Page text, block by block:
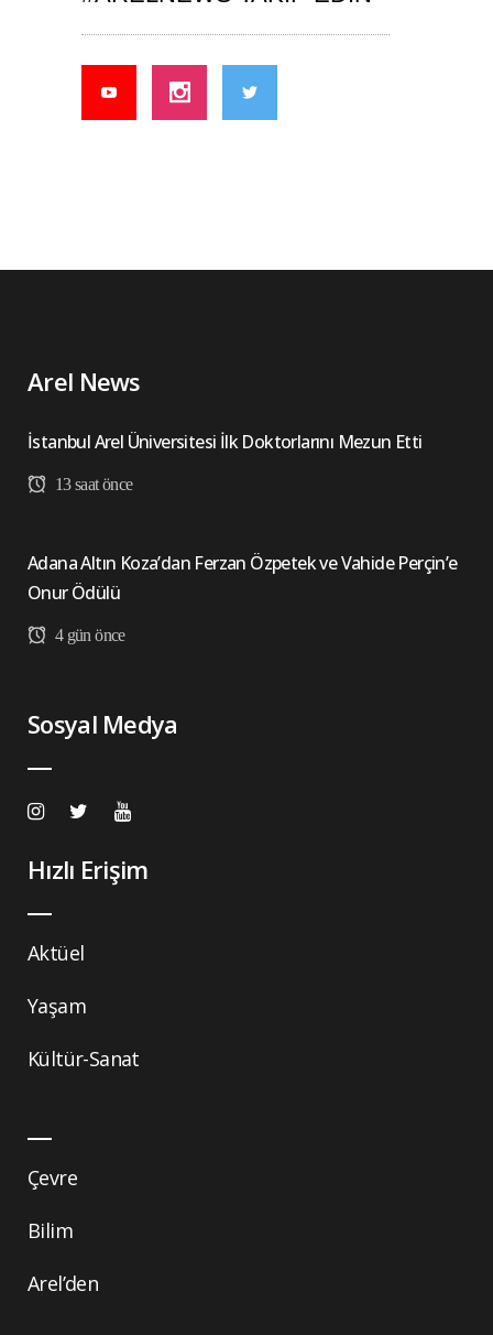
Arel News
İstanbul Arel Üniversitesi İlk Doktorlarını Mezun Etti
13 saat önce
Adana Altın Koza’dan Ferzan Özpetek ve Vahide Perçin’e
Onur Ödülü
4 gün önce
Sosyal Medya
Hızlı Erişim
Aktüel
Yaşam
Kültür-Sanat
Çevre
Bilim
Arel’den